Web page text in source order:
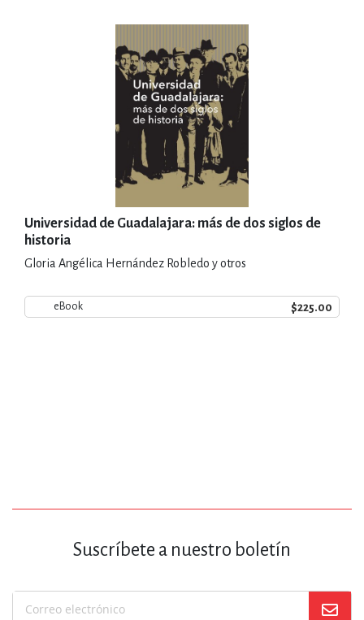
Universidad de Guadalajara: más de dos siglos de
historia
Gloria Angélica Hernández Robledo y otros
eBook $225.00
Suscríbete a nuestro boletín
Suscríbase